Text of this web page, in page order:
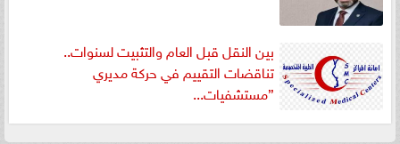
بين النقل قبل العام والتثبيت لسنوات..
تناقضات التقييم في حركة مديري
”مستشفيات...